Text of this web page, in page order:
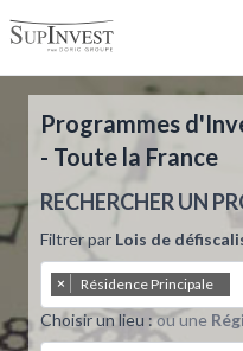
Programmes
- Toute la France
RECHERCHER UN
Filtrer par Lois de
× Résidence Principale
Choisir un lieu :ou une